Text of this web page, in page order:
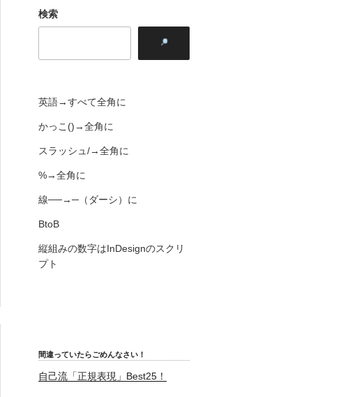
検索
英語→すべて全角に
かっこ()→全角に
スラッシュ/→全角に
%→全角に
線──→─（ダーシ）に
BtoB
縦組みの数字はInDesignのスクリ
プト
間違っていたらごめんなさい！
自己流「正規表現」Best25！